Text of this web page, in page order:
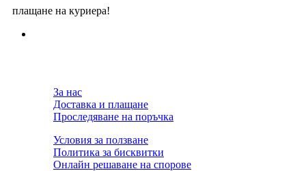
плащане на куриера!
За нас
Доставка и плащане
Проследяване на поръчка
Условия за ползване
Политика за бисквитки
Онлайн решаване на спорове